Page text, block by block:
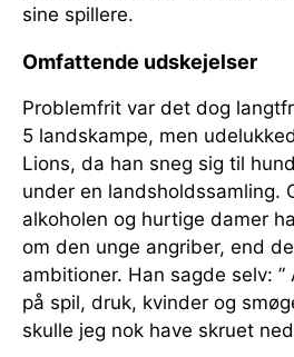
sine spillere.
Omfattende udskejelser
Problemfrit var det dog
5 landskampe, men
Lions, da han sneg sig til
under en landsholdssamling.
alkoholen og hurtige damer
om den unge angriber, end
ambitioner. Han sagde selv: ”
på spil, druk, kvinder og
skulle jeg nok have skruet